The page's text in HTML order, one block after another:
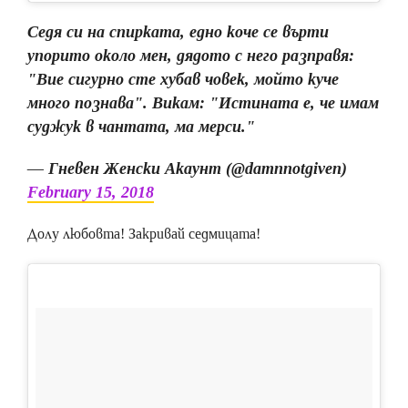
Седя си на спирката, едно коче се върти
упорито около мен, дядото с него разправя:
"Вие сигурно сте хубав човек, мойто куче
много познава". Викам: "Истината е, че имам
суджук в чантата, ма мерси."
— Гневен Женски Акаунт (@damnnotgiven)
February 15, 2018
Долу любовта! Закривай седмицата!